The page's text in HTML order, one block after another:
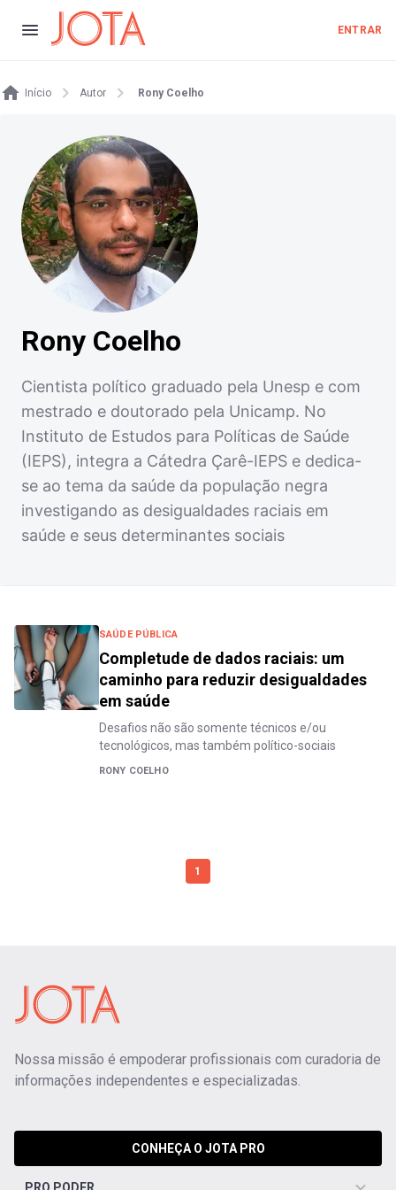
ENTRAR
Início Autor Rony Coelho
Rony Coelho
Cientista político graduado pela Unesp e com
mestrado e doutorado pela Unicamp. No
Instituto de Estudos para Políticas de Saúde
(IEPS), integra a Cátedra Çarê-IEPS e dedica-
se ao tema da saúde da população negra
investigando as desigualdades raciais em
saúde e seus determinantes sociais
SAÚDE PÚBLICA
Completude de dados raciais: um
caminho para reduzir desigualdades
em saúde
Desafios não são somente técnicos e/ou
tecnológicos, mas também político-sociais
RONY COELHO
1
Nossa missão é empoderar profissionais com curadoria de
informações independentes e especializadas.
CONHEÇA O JOTA PRO